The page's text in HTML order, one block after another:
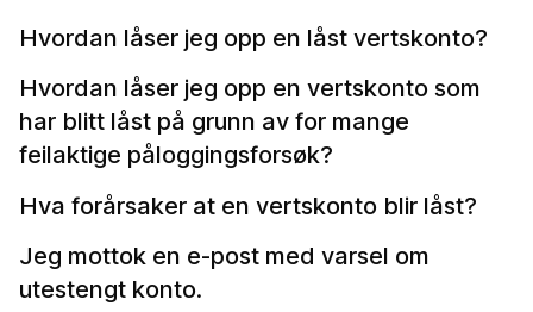
Hvordan låser jeg opp en låst vertskonto?
Hvordan låser jeg opp en vertskonto som
har blitt låst på grunn av for mange
feilaktige påloggingsforsøk?
Hva forårsaker at en vertskonto blir låst?
Jeg mottok en e-post med varsel om
utestengt konto.